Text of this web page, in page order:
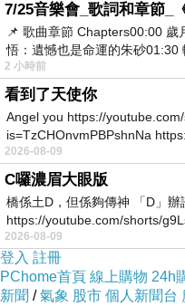
7/25音樂會_歌詞和章節_
📌 歌曲章節 Chapters00:00​
悟：遺憾也是命運的朱砂01:30​
2 小時前
看到了天使你
Angel you https://
is=TzCHOnvmPBPshnNa
2026-08-09
C囉濃眉大眼版
橋係土D，但係夠傳神 「D」
https://youtube.com/shorts/
2026-08-09
登入 註冊
PChome首頁 線上購物 24h
新聞 /氣象 股市 個人新聞台